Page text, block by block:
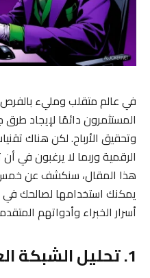
في عالم متقلب ومليء
المستثمرون دائمًا لإيجاد
وتحقيق الأرباح. لكن هناك
الرقمية وربما لا يرغبون في
هذا المقال، سنكشف عن
يمكنك استخدامها لصالحك في
أسرار الخبراء وأدواتهم
1. تحليل الشبكة العصبية الاصطناعية